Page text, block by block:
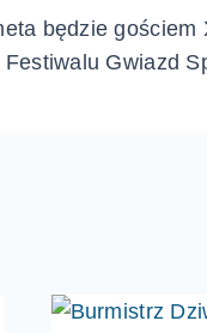
będzie gościem
Festiwalu Gwiazd